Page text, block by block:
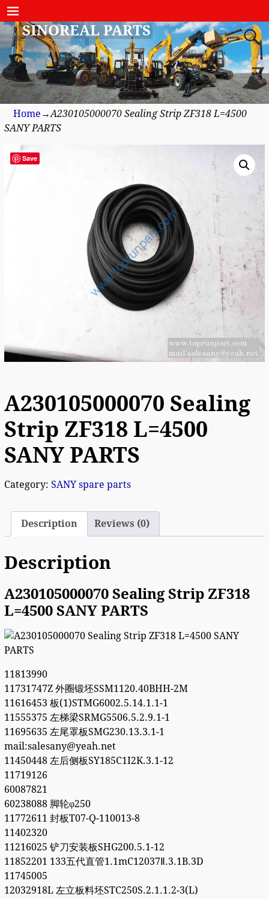
SINOREAL PARTS
Home →A230105000070 Sealing Strip ZF318 L=4500
SANY PARTS
Save
A230105000070 Sealing
Strip ZF318 L=4500
SANY PARTS
Category: SANY spare parts
Description Reviews (0)
Description
A230105000070 Sealing Strip ZF318
L=4500 SANY PARTS
11813990
11731747Z 外圈锻坯SSM1120.40BHH-2M
11616453 板(1)STMG6002.5.14.1.1-1
11555375 左梯梁SRMG5506.5.2.9.1-1
11695635 左尾罩板SMG230.13.3.1-1
mail:salesany@yeah.net
11450448 左后侧板SY185C1I2K.3.1-12
11719126
60087821
60238088 脚轮φ250
11772611 封板T07-Q-110013-8
11402320
11216025 铲刀安装板SHG200.5.1-12
11852201 133五代直管1.1mC12037Ⅱ.3.1B.3D
11745005
12032918L 左立板料坯STC250S.2.1.1.2-3(L)